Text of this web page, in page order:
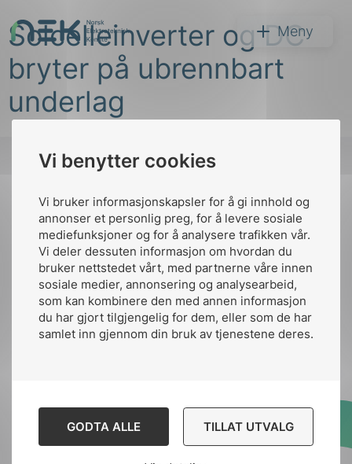
Vi benytter cookies
Vi bruker informasjonskapsler for å gi innhold og
annonser et personlig preg, for å levere sosiale
mediefunksjoner og for å analysere trafikken vår.
Vi deler dessuten informasjon om hvordan du
bruker nettstedet vårt, med partnerne våre innen
sosiale medier, annonsering og analysearbeid,
som kan kombinere den med annen informasjon
du har gjort tilgjengelig for dem, eller som de har
samlet inn gjennom din bruk av tjenestene deres.
GODTA ALLE TILLAT UTVALG
til
innhold
NEK Meny
Søk
Solcelleinverter og DC
bryter på ubrennbart
underlag
Kontakt oss
Ansatte
nek@nek.no
Bruk av Cookies
Designed and developed
Til
toppen